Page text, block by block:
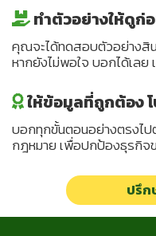
ทำตัวอย่างให้ดูก่
คุณจะได้ทดสอบตัวอย่างสิน
หากยังไม่พอใจ บอกได้เลย
ให้ข้อมูลที่ถูกต้อง โ
บอกทุกขั้นตอนอย่างตรงไปต
กฎหมาย เพื่อปกป้องธุรกิจ
ปรึก